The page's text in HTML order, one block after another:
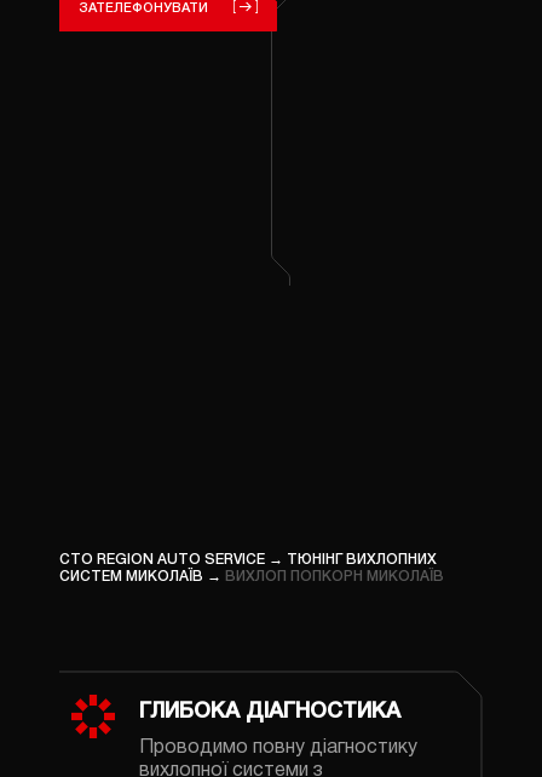
ЗАТЕЛЕФОНУВАТИ
СТО REGION AUTO SERVICE → ТЮНІНГ ВИХЛОПНИХ
СИСТЕМ МИКОЛАЇВ → ВИХЛОП ПОПКОРН МИКОЛАЇВ
ГЛИБОКА ДІАГНОСТИКА
Проводимо повну діагностику
вихлопної системи з